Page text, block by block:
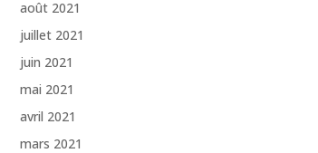
août 2021
juillet 2021
juin 2021
mai 2021
avril 2021
mars 2021